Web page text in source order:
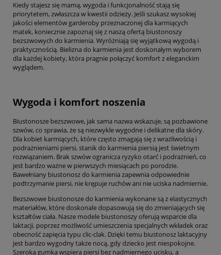
Kiedy stajesz się mamą, wygoda i funkcjonalność stają się
priorytetem, zwłaszcza w kwestii odzieży. Jeśli szukasz wysokiej
jakości elementów garderoby przeznaczonej dla karmiących
matek, koniecznie zapoznaj się z naszą ofertą biustonoszy
bezszwowych do karmienia. Wyróżniają się wyjątkową wygodą i
praktycznością. Bielizna do karmienia jest doskonałym wyborem
dla każdej kobiety, która pragnie połączyć komfort z eleganckim
wyglądem.
Wygoda i komfort noszenia
Biustonosze bezszwowe, jak sama nazwa wskazuje, są pozbawione
szwów, co sprawia, że są niezwykle wygodne i delikatne dla skóry.
Dla kobiet karmiących, które często zmagają się z wrażliwością i
podrażnieniami piersi, stanik do karmienia piersią jest świetnym
rozwiązaniem. Brak szwów ogranicza ryzyko otarć i podrażnień, co
jest bardzo ważne w pierwszych miesiącach po porodzie.
Bawełniany biustonosz do karmienia zapewnia odpowiednie
podtrzymanie piersi, nie krępuje ruchów ani nie uciska nadmiernie.
Bezszwowe biustonosze do karmienia wykonane są z elastycznych
materiałów, które doskonale dopasowują się do zmieniających się
kształtów ciała. Nasze modele biustonoszy oferują wsparcie dla
laktacji, poprzez możliwość umieszczenia specjalnych wkładek oraz
obecność zapięcia typu clic-clak. Dzięki temu biustonosz laktacyjny
jest bardzo wygodny także nocą, gdy dziecko jest niespokojne.
Szeroka gumka wspiera piersi bez nadmiernego ucisku, a